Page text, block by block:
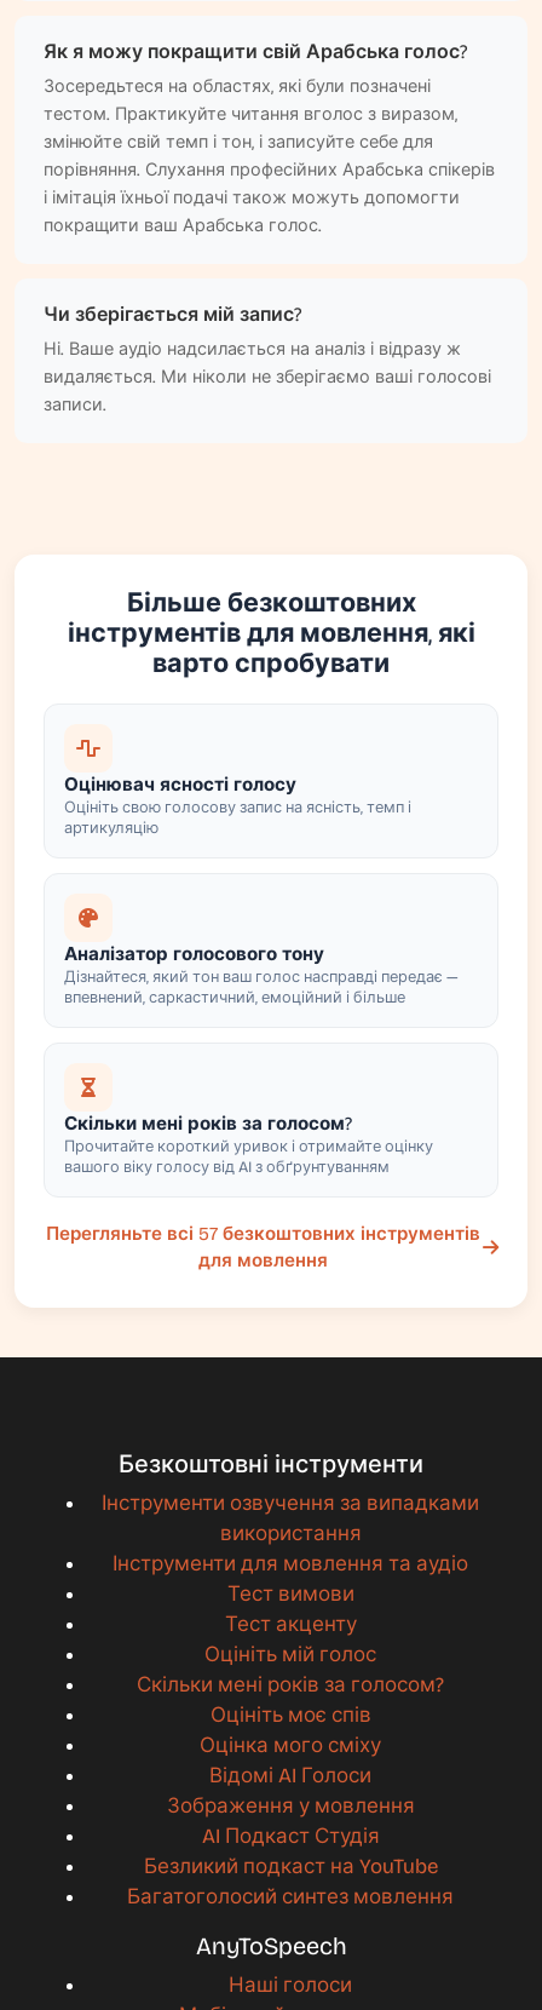
Як я можу покращити свій Арабська голос?
Зосередьтеся на областях, які були позначені
тестом. Практикуйте читання вголос з виразом,
змінюйте свій темп і тон, і записуйте себе для
порівняння. Слухання професійних Арабська спікерів
і імітація їхньої подачі також можуть допомогти
покращити ваш Арабська голос.
Чи зберігається мій запис?
Ні. Ваше аудіо надсилається на аналіз і відразу ж
видаляється. Ми ніколи не зберігаємо ваші голосові
записи.
Більше безкоштовних
інструментів для мовлення, які
варто спробувати
Оцінювач ясності голосу
Оцініть свою голосову запис на ясність, темп і
артикуляцію
Аналізатор голосового тону
Дізнайтеся, який тон ваш голос насправді передає —
впевнений, саркастичний, емоційний і більше
Скільки мені років за голосом?
Прочитайте короткий уривок і отримайте оцінку
вашого віку голосу від AI з обґрунтуванням
Перегляньте всі 57 безкоштовних інструментів
для мовлення
Безкоштовні інструменти
Інструменти озвучення за випадками
використання
Інструменти для мовлення та аудіо
Тест вимови
Тест акценту
Оцініть мій голос
Скільки мені років за голосом?
Оцініть моє спів
Оцінка мого сміху
Відомі AI Голоси
Зображення у мовлення
AI Подкаст Студія
Безликий подкаст на YouTube
Багатоголосий синтез мовлення
AnyToSpeech
Наші голоси